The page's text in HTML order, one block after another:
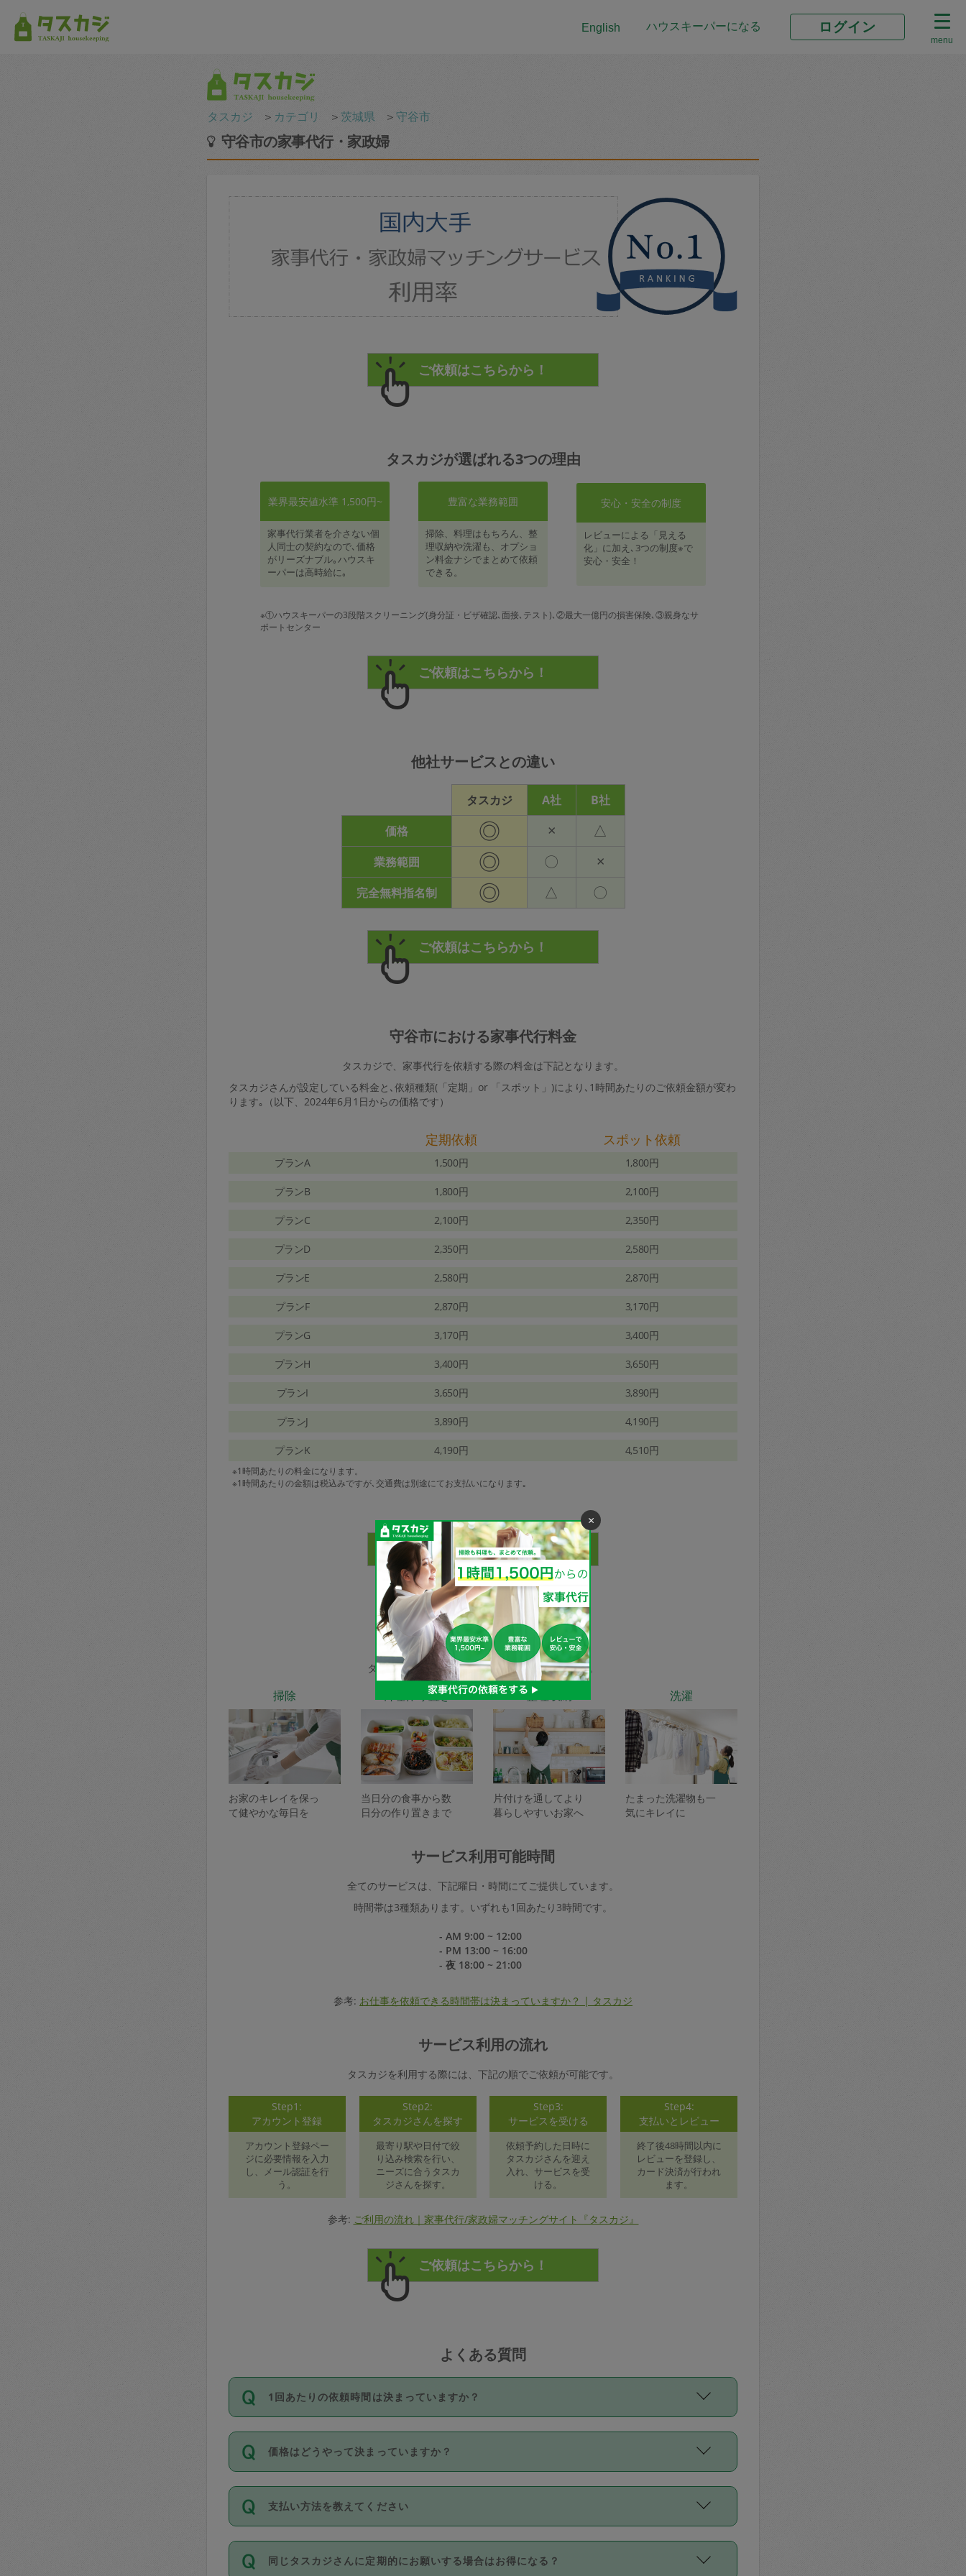
English ハウスキーパーになる ログイン
menu
タスカジ ＞ カテゴリ ＞茨城県 ＞守谷市
守谷市の家事代行・家政婦
タスカジが選ばれる3つの理由
業界最安値水準 1,500円~
家事代行業者を介さない個
人同士の契約なので､価格
がリーズナブル｡ハウスキ
ーパーは高時給に｡
豊富な業務範囲
掃除、料理はもちろん、整
理収納や洗濯も、オプショ
ン料金ナシでまとめて依頼
できる。
安心・安全の制度
レビューによる「見える
化」に加え､3つの制度※で
安心・安全！
※①ハウスキーパーの3段階スクリーニング(身分証・ビザ確認､面接､テスト)､②最大一億円の損害保険､③親身なサ
ポートセンター
他社サービスとの違い
タスカジ A社
B社
価格
◎ × △
業務範囲 ◎ 〇 ×
完全無料指名制 ◎ △ 〇
守谷市における家事代行料金
タスカジで、家事代行を依頼する際の料金は下記となります。
タスカジさんが設定している料金と､依頼種類(「定期」or 「スポット」)により､1時間あたりのご依頼金額が変わ
ります｡（以下、2024年6月1日からの価格です）
定期依頼 スポット依頼
プランA 1,500円 1,800円
プランB 1,800円 2,100円
プランC 2,100円 2,350円
プランD 2,350円 2,580円
プランE 2,580円 2,870円
プランF 2,870円 3,170円
プランG 3,170円 3,400円
プランH 3,400円 3,650円
プランI 3,650円 3,890円
プランJ 3,890円 4,190円
プランK 4,190円 4,510円
※1時間あたりの料金になります。
※1時間あたりの金額は税込みですが､交通費は別途にてお支払いになります｡
家事代行サービスの種類
タスカジで依頼できるサービスは下記となります。
掃除
お家のキレイを保っ
て健やかな毎日を
料理作り置き
当日分の食事から数
日分の作り置きまで
整理収納
片付けを通してより
暮らしやすいお家へ
洗濯
たまった洗濯物も一
気にキレイに
サービス利用可能時間
全てのサービスは、下記曜日・時間にてご提供しています。
時間帯は3種類あります。いずれも1回あたり3時間です。
- AM 9:00 ~ 12:00
- PM 13:00 ~ 16:00
- 夜 18:00 ~ 21:00
参考: お仕事を依頼できる時間帯は決まっていますか？ | タスカジ
サービス利用の流れ
タスカジを利用する際には、下記の順でご依頼が可能です。
Step1:
アカウント登録
アカウント登録ペー
ジに必要情報を入力
し、メール認証を行
う。
Step2:
タスカジさんを探す
最寄り駅や日付で絞
り込み検索を行い、
ニーズに合うタスカ
ジさんを探す。
Step3:
サービスを受ける
依頼予約した日時に
タスカジさんを迎え
入れ、サービスを受
ける。
Step4:
支払いとレビュー
終了後48時間以内に
レビューを登録し、
カード決済が行われ
ます。
参考: ご利用の流れ｜家事代行/家政婦マッチングサイト『タスカジ』
よくある質問
1回あたりの依頼時間は決まっていますか？
依頼1回につき3時間固定です。3時間を超えて依頼したい場合は、延長機能をご利用くださ
い。機能をご利用いただくには、タスカジさんに事前に相談し、合意の上事前申請すること
が必要です。なお、3時間を下回っても、値引き等はございません。
価格はどうやって決まっていますか？
11種類の価格帯の中からタスカジさん自身が価格を選んで設定しています。
タスカジさんの価格設定には最初は制限があり、レビュー件数、レビューの平均値、などで
除々に設定可能な最高額が上がっていく仕組みになっています。
支払い方法を教えてください
お支払方法はクレジットカード（Visa／Master／JCB／AMERICAN EXPRESS／Diners
Club）のみとなります。
同じタスカジさんに定期的にお願いする場合はお得になる？
×